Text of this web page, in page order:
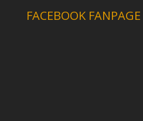
FACEBOOK FANPAGE